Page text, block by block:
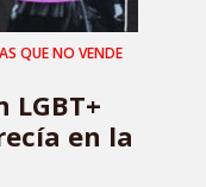
QUE NO VENDE
LGBT+
en la